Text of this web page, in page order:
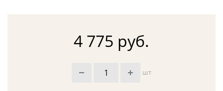
4 775 руб.
шт